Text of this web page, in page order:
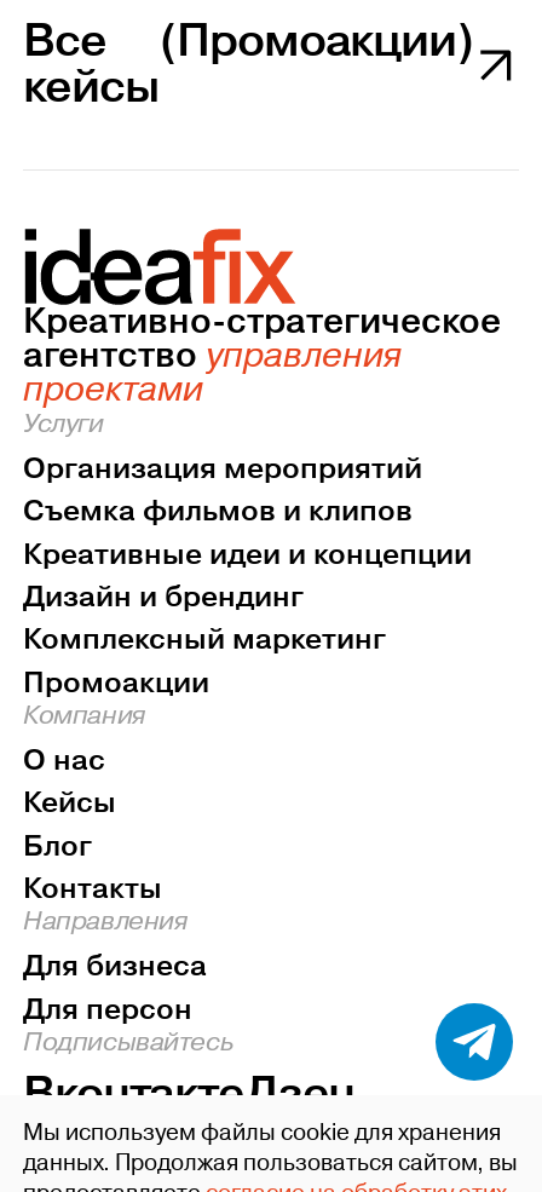
Пятерочка
Все
кейсы
(Промоакции)
Креативно-стратегическое
агентство управления
проектами
Услуги
Организация мероприятий
Съемка фильмов и клипов
Креативные идеи и концепции
Дизайн и брендинг
Комплексный маркетинг
Промоакции
Компания
О нас
Кейсы
Блог
Контакты
Направления
Для бизнеса
Для персон
Подписывайтесь
ВконтактеДзен
Наверх
Мы используем файлы cookie для хранения
данных. Продолжая пользоваться сайтом, вы